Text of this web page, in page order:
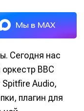
Мы в MAX
Сегодня нас
BBC
Spitfire Audio,
плагин для